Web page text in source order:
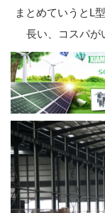
まとめていうとL
長い、コスパが